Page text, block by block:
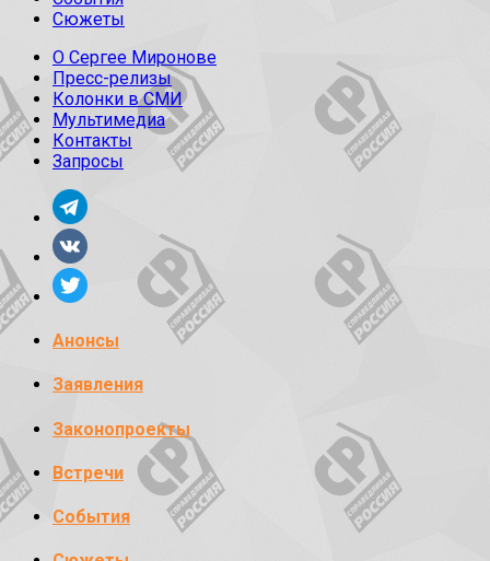
Сюжеты
О Сергее Миронове
Пресс-релизы
Колонки в СМИ
Мультимедиа
Контакты
Запросы
Анонсы
Заявления
Законопроекты
Встречи
События